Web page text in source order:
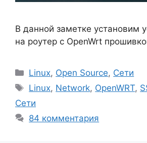
В данной заметке установим
на роутер с OpenWrt
Рубрики
Linux, Open Source, Сети
Метки
Linux, Network, OpenWRT,
Сети
84 комментария